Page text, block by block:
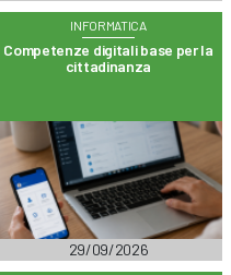
INFORMATICA
Competenze digitali base per la
cittadinanza
29/09/2026